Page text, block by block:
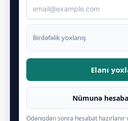
Birdəfəlik yoxlanış
Elanı
Nümunə
Ödənişdən sonra hesabat hazırlanır